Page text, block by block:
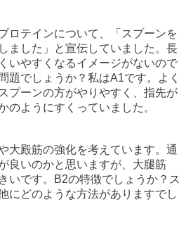
ロテインについて、「スプーンを
ました」と宣伝していました。長
いやすくなるイメージがないので
題でしょうか？私はA1です。よく
プーンの方がやりやすく、指先が
のようにすくっていました。
大殿筋の強化を考えています。通
良いのかと思いますが、大腿筋
いです。B2の特徴でしょうか？ス
にどのような方法がありますでし